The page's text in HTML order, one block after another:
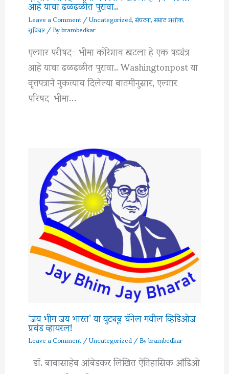
आहे याचा ढळढळीत पुरावा..
Leave a Comment/Uncategorized,संघटना,सम्राट अशोक,
सुविचार/ Bybrambedkar
एल्गार परीषद- भीमा कोरेगाव खटला हे एक षड्यंत्र
आहे याचा ढळढळीत पुरावा.. Washingtonpost या
वृत्तपत्राने नुकत्याच दिलेल्या बातमीनुसार, एल्गार
परिषद-भीमा…
‘जय भीम जय भारत’ या युट्यूब चॅनेल मधील व्हिडिओज
प्रचंड व्हायरल!
Leave a Comment/Uncategorized/ Bybrambedkar
डॉ. बाबासाहेब आंबेडकर लिखित ऐतिहासिक ऑडिओ